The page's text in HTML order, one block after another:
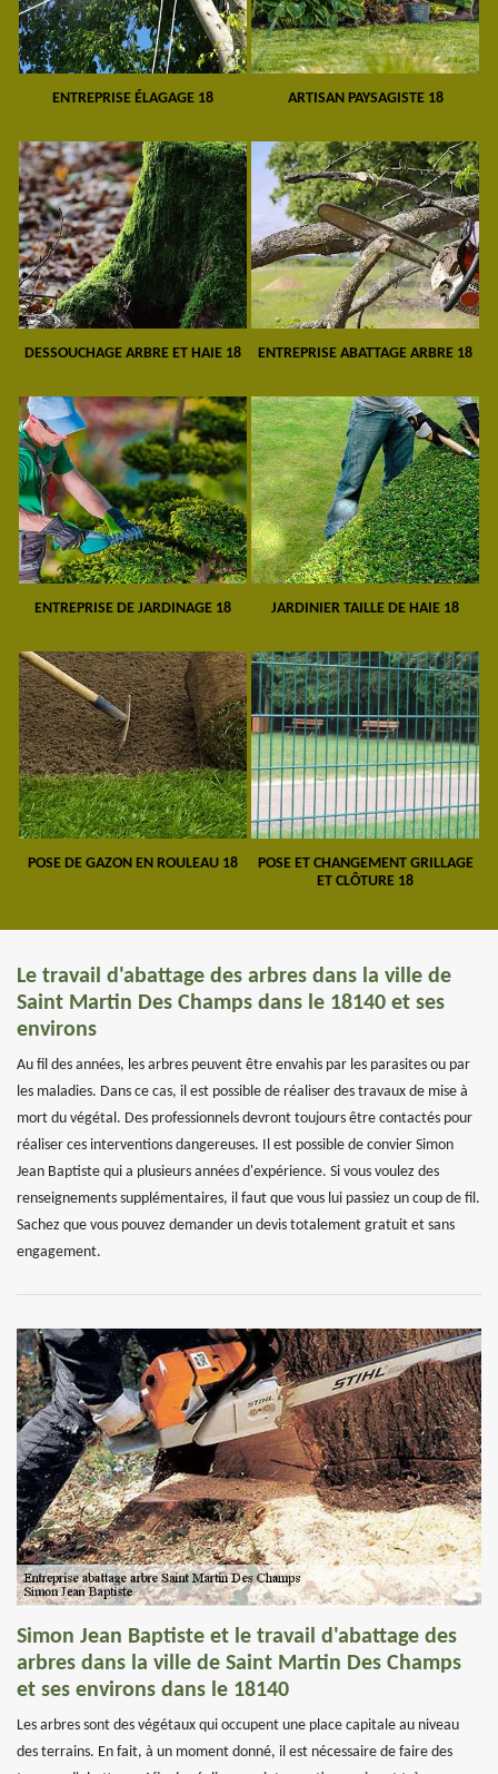
ENTREPRISE ÉLAGAGE 18 ARTISAN PAYSAGISTE 18
DESSOUCHAGE ARBRE ET HAIE 18 ENTREPRISE ABATTAGE ARBRE 18
ENTREPRISE DE JARDINAGE 18 JARDINIER TAILLE DE HAIE 18
POSE DE GAZON EN ROULEAU 18
POSE ET CHANGEMENT GRILLAGE
ET CLÔTURE 18
Le travail d'abattage des arbres dans la ville de
Saint Martin Des Champs dans le 18140 et ses
environs
Au fil des années, les arbres peuvent être envahis par les parasites ou par
les maladies. Dans ce cas, il est possible de réaliser des travaux de mise à
mort du végétal. Des professionnels devront toujours être contactés pour
réaliser ces interventions dangereuses. Il est possible de convier Simon
Jean Baptiste qui a plusieurs années d'expérience. Si vous voulez des
renseignements supplémentaires, il faut que vous lui passiez un coup de fil.
Sachez que vous pouvez demander un devis totalement gratuit et sans
engagement.
Simon Jean Baptiste et le travail d'abattage des
arbres dans la ville de Saint Martin Des Champs
et ses environs dans le 18140
Les arbres sont des végétaux qui occupent une place capitale au niveau
des terrains. En fait, à un moment donné, il est nécessaire de faire des